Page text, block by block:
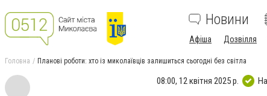
Новини
Афіша Дозвілля
Головна Планові роботи: хто із миколаївців залишиться сьогодні без світла
08:00, 12 квітня 2025 р.